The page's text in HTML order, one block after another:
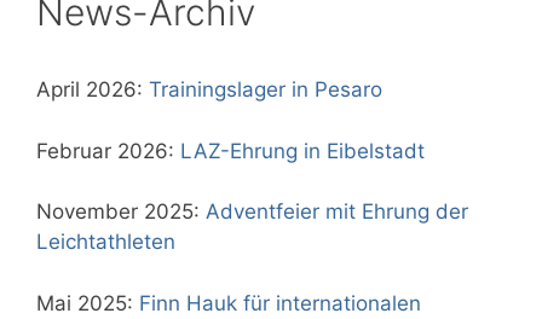
News-Archiv
April 2026: Trainingslager in Pesaro
Februar 2026: LAZ-Ehrung in Eibelstadt
November 2025: Adventfeier mit Ehrung der
Leichtathleten
Mai 2025: Finn Hauk für internationalen